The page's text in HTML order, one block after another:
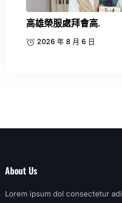
高雄榮服處拜會高.
2026 年 8 月 6 日
About Us
Lorem ipsum dol consectetur